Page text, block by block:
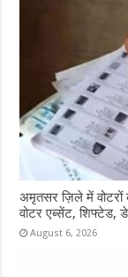
अमृतसर ज़िले में
वोटर एब्सेंट, शिफ्टेड,
August 6, 2026